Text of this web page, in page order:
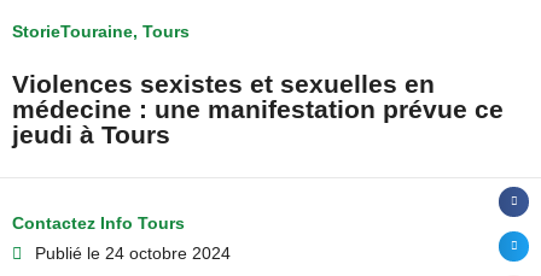
StorieTouraine, Tours
Violences sexistes et sexuelles en
médecine : une manifestation prévue ce
jeudi à Tours
Contactez Info Tours
Publié le 24 octobre 2024